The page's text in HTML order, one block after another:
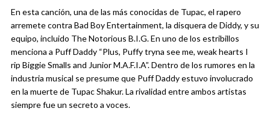
En esta canción, una de las más conocidas de Tupac, el rapero
arremete contra Bad Boy Entertainment, la disquera de Diddy, y su
equipo, incluido The Notorious B.I.G. En uno de los estribillos
menciona a Puff Daddy “Plus, Puffy tryna see me, weak hearts I
rip Biggie Smalls and Junior M.A.F.I.A”.Dentro de los rumores en la
industria musical se presume que Puff Daddy estuvo involucrado
en la muerte de Tupac Shakur. La rivalidad entre ambos artistas
siempre fue un secreto a voces.